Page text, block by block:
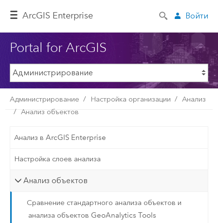
ArcGIS Enterprise Войти
Portal for ArcGIS
Администрирование Настройка организации
Анализ
Анализ объектов
Анализ в ArcGIS Enterprise
Настройка слоев анализа
Анализ объектов
Сравнение стандартного анализа объектов и
анализа объектов GeoAnalytics Tools